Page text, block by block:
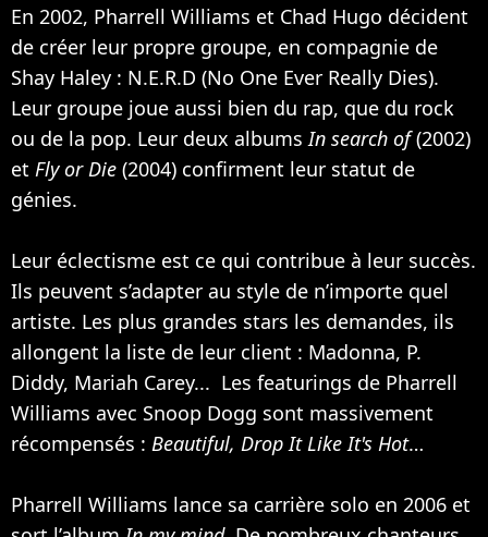
En 2002, Pharrell Williams et Chad Hugo décident
de créer leur propre groupe, en compagnie de
Shay Haley : N.E.R.D (No One Ever Really Dies).
Leur groupe joue aussi bien du rap, que du rock
ou de la pop. Leur deux albumsIn search of(2002)
et Fly or Die (2004) confirment leur statut de
génies.
Leur éclectisme est ce qui contribue à leur succès.
Ils peuvent s’adapter au style de n’importe quel
artiste. Les plus grandes stars les demandes, ils
allongent la liste de leur client : Madonna, P.
Diddy, Mariah Carey... Les featurings de Pharrell
Williams avec Snoop Dogg sont massivement
récompensés : Beautiful, Drop It Like It's Hot…
Pharrell Williams lance sa carrière solo en 2006 et